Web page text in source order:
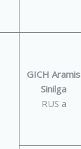
GICH Aramis
Sinilga
RUS a